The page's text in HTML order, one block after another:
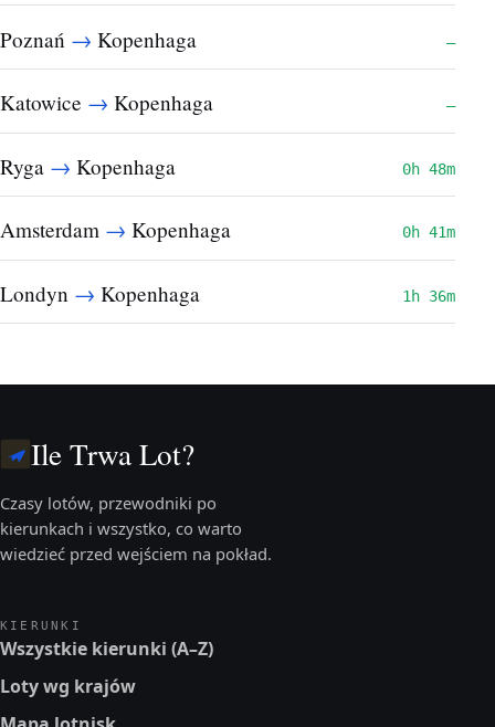
Poznań → Kopenhaga —
Katowice → Kopenhaga —
Ryga → Kopenhaga 0h 48m
Amsterdam → Kopenhaga 0h 41m
Londyn → Kopenhaga 1h 36m
Ile Trwa Lot?
Czasy lotów, przewodniki po
kierunkach i wszystko, co warto
wiedzieć przed wejściem na pokład.
KIERUNKI
Wszystkie kierunki (A–Z)
Loty wg krajów